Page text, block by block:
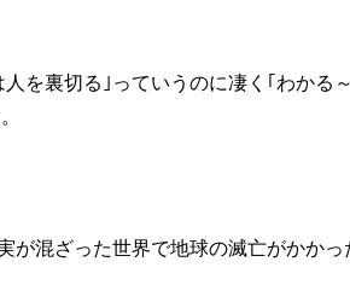
を裏切る｣っていうのに凄く｢わかる
が混ざった世界で地球の滅亡がかか